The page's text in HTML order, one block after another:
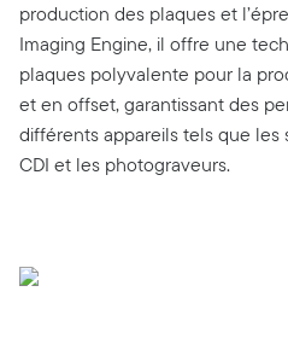
production des plaques et
Imaging Engine, il offre une
plaques polyvalente pour la
et en offset, garantissant des
différents appareils tels que les
CDI et les photograveurs.